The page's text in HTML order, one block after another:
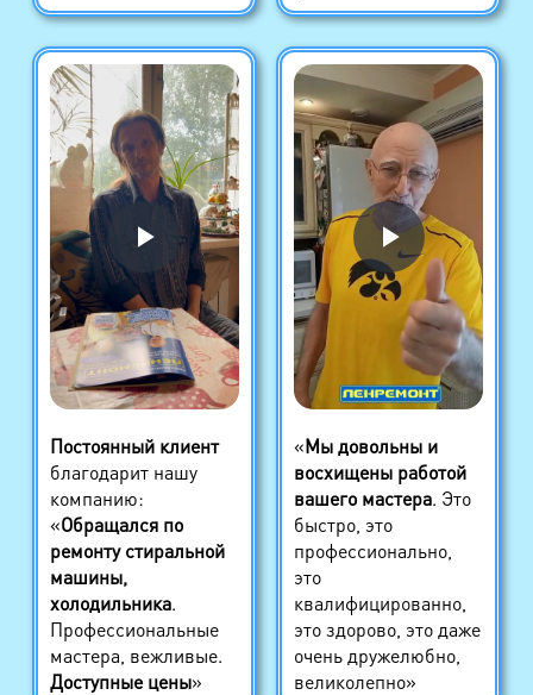
Постоянный клиент
благодарит нашу
компанию:
«Обращался по
ремонту стиральной
машины,
холодильника.
Профессиональные
мастера, вежливые.
Доступные цены»
«Мы довольны и
восхищены работой
вашего мастера. Это
быстро, это
профессионально,
это
квалифицированно,
это здорово, это даже
очень дружелюбно,
великолепно»